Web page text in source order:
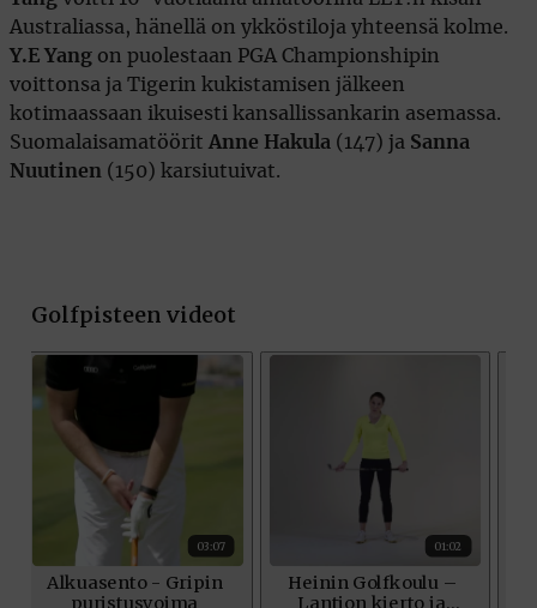
Australiassa, hänellä on ykköstiloja yhteensä kolme.
Y.E Yang on puolestaan PGA Championshipin
voittonsa ja Tigerin kukistamisen jälkeen
kotimaassaan ikuisesti kansallissankarin asemassa.
Suomalaisamatöörit Anne Hakula (147) ja Sanna
Nuutinen (150) karsiutuivat.